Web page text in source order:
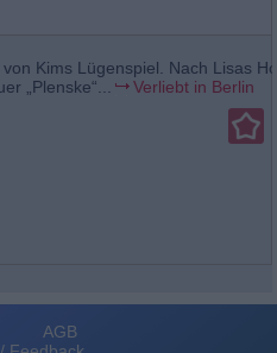
Kims Lügenspiel. Nach Lisas
„Plenske“...
Verliebt in Berlin
AGB